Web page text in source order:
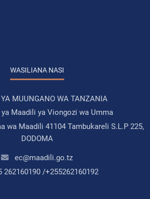
WASILIANA NASI
MUUNGANO WA TANZANIA
Maadili ya Viongozi wa Umma
wa Maadili 41104 Tambukareli S.L.P 225,
DODOMA
ec@maadili.go.tz
262160190 /+255262160192